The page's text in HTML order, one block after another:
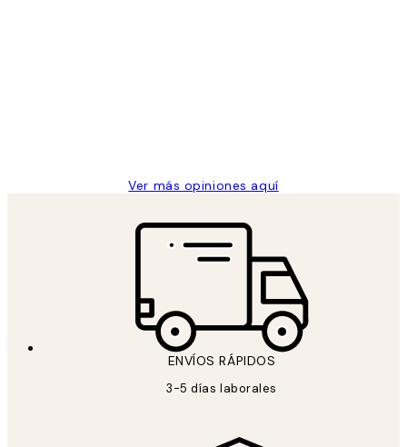
Ver más opiniones aquí
ENVÍOS RÁPIDOS
3-5 días laborales